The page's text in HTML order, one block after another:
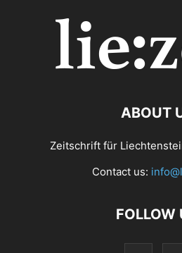
ABOUT
Zeitschrift für
Contact us:
FOLLOW